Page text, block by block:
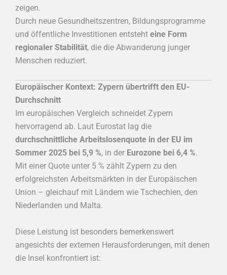
zeigen.
Durch neue Gesundheitszentren, Bildungsprogramme
und öffentliche Investitionen entsteht eine Form
regionaler Stabilität, die die Abwanderung junger
Menschen reduziert.
Europäischer Kontext: Zypern übertrifft den EU-
Durchschnitt
Im europäischen Vergleich schneidet Zypern
hervorragend ab. Laut Eurostat lag die
durchschnittliche Arbeitslosenquote in der EU im
Sommer 2025 bei 5,9 %, in der Eurozone bei 6,4 %.
Mit einer Quote unter 5 % zählt Zypern zu den
erfolgreichsten Arbeitsmärkten in der Europäischen
Union – gleichauf mit Ländern wie Tschechien, den
Niederlanden und Malta.
Diese Leistung ist besonders bemerkenswert
angesichts der externen Herausforderungen, mit denen
die Insel konfrontiert ist: